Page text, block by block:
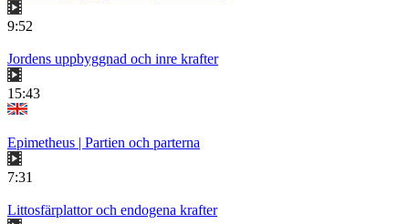
9:52
Jordens uppbyggnad och inre krafter
15:43
Epimetheus | Partien och parterna
7:31
Littosfärplattor och endogena krafter